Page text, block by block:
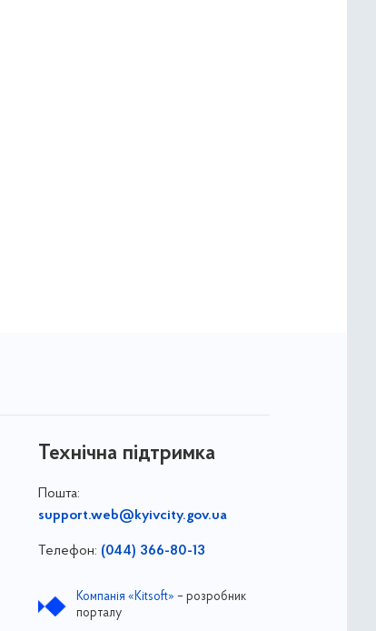
Технічна підтримка
Пошта:
support.web@kyivcity.gov.ua
Телефон: (044) 366-80-13
Компанія «Kitsoft» – розробник
порталу